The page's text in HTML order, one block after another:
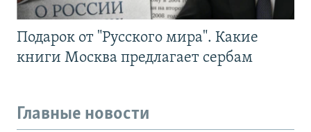
Подарок от "Русского мира". Какие
книги Москва предлагает сербам
Главные новости